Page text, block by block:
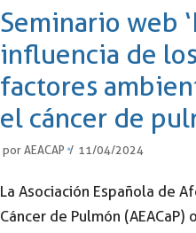
Seminario web
influencia de los
factores
el cáncer de
porAEACAP 11/04/2024
La Asociación Española de
Cáncer de Pulmón (AEACaP)